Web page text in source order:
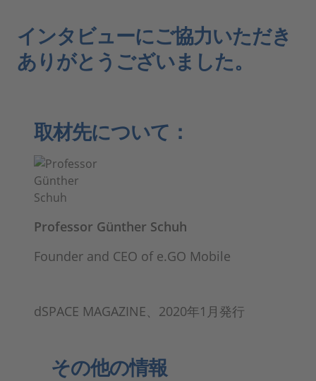
インタビューにご協力いただき
ありがとうございました。
取材先について：
Professor Günther Schuh
Founder and CEO of e.GO Mobile
dSPACE MAGAZINE、2020年1月発行
その他の情報